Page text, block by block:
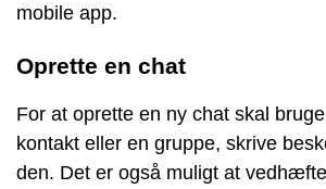
mobile app.
Oprette en chat
For at oprette en ny chat skal
kontakt eller en gruppe, skrive
den. Det er også muligt at